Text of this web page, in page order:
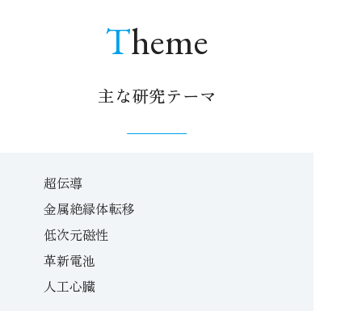
Theme
主な研究テーマ
超伝導
金属絶縁体転移
低次元磁性
革新電池
人工心臓